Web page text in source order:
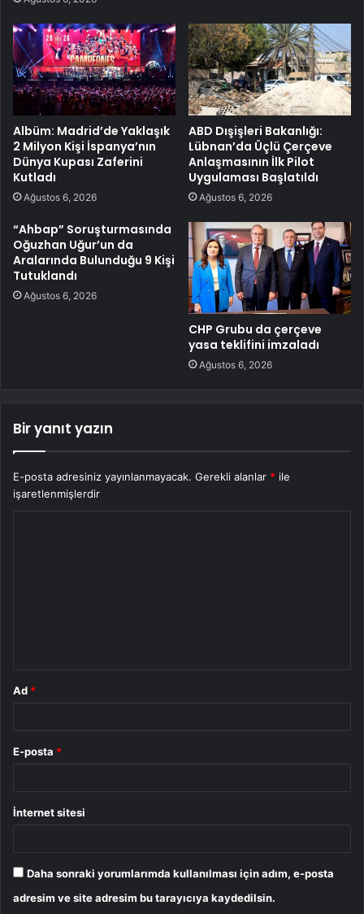
Albüm: Madrid’de Yaklaşık
2 Milyon Kişi İspanya’nın
Dünya Kupası Zaferini
Kutladı
Ağustos 6, 2026
ABD Dışişleri Bakanlığı:
Lübnan’da Üçlü Çerçeve
Anlaşmasının İlk Pilot
Uygulaması Başlatıldı
Ağustos 6, 2026
“Ahbap” Soruşturmasında
Oğuzhan Uğur’un da
Aralarında Bulunduğu 9 Kişi
Tutuklandı
Ağustos 6, 2026
CHP Grubu da çerçeve
yasa teklifini imzaladı
Ağustos 6, 2026
Bir yanıt yazın
E-posta adresiniz yayınlanmayacak. Gerekli alanlar * ile
işaretlenmişlerdir
Ad *
E-posta *
İnternet sitesi
Daha sonraki yorumlarımda kullanılması için adım, e-posta
adresim ve site adresim bu tarayıcıya kaydedilsin.